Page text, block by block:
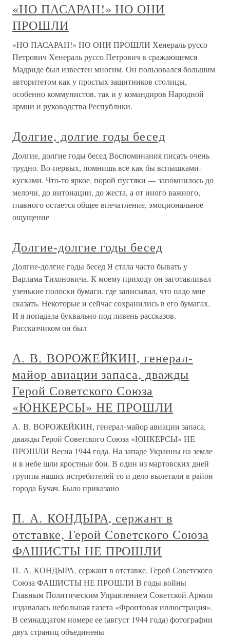
«НО ПАСАРАН!» НО ОНИ
ПРОШЛИ
«НО ПАСАРАН!» НО ОНИ ПРОШЛИ Хенераль руссо
Петрович Хенераль руссо Петрович в сражающемся
Мадриде был известен многим. Он пользовался большим
авторитетом как у простых защитников столицы,
особенно коммунистов, так и у командиров Народной
армии и руководства Республики.
Долгие, долгие годы бесед
Долгие, долгие годы бесед Воспоминания писать очень
трудно. Во-первых, помнишь все как бы вспышками-
кусками. Что-то яркое, порой пустяки — запомнилось до
мелочи, до интонации, до жеста, а от иного важного,
главного остается общее впечатление, эмоциональное
ощущение
Долгие-долгие годы бесед
Долгие-долгие годы бесед Я стала часто бывать у
Варлама Тихоновича. К моему приходу он заготавливал
узенькие полоски бумаги, где записывал, что надо мне
сказать. Некоторые и сейчас сохранились в его бумагах.
И я попадала буквально под ливень рассказов.
Рассказчиком он был
А. В. ВОРОЖЕЙКИН, генерал-
майор авиации запаса, дважды
Герой Советского Союза
«ЮНКЕРСЫ» НЕ ПРОШЛИ
А. В. ВОРОЖЕЙКИН, генерал-майор авиации запаса,
дважды Герой Советского Союза «ЮНКЕРСЫ» НЕ
ПРОШЛИ Весна 1944 года. На западе Украины на земле
и в небе шли яростные бои. В один из мартовских дней
группы наших истребителей то и дело вылетали в район
города Бучач. Было приказано
П. А. КОНДЫРА, сержант в
отставке, Герой Советского Союза
ФАШИСТЫ НЕ ПРОШЛИ
П. А. КОНДЫРА, сержант в отставке, Герой Советского
Союза ФАШИСТЫ НЕ ПРОШЛИ В годы войны
Главным Политическим Управлением Советской Армии
издавалась небольшая газета «Фронтовая иллюстрация».
В семнадцатом номере ее (август 1944 года) фотографии
двух страниц объединены